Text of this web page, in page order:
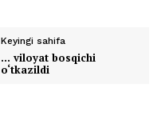
Keyingi sahifa
… viloyat bosqichi
o‘tkazildi